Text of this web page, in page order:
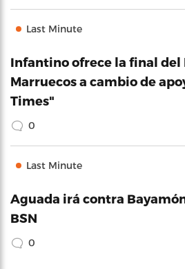
Last Minute
Infantino ofrece la final del
Marruecos a cambio de
Times"
0
Last Minute
Aguada irá contra
BSN
0